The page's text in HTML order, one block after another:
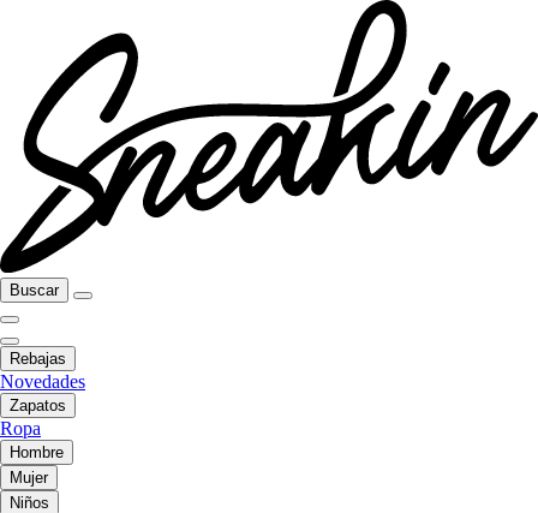
Buscar
Rebajas
Novedades
Zapatos
Ropa
Hombre
Mujer
Niños